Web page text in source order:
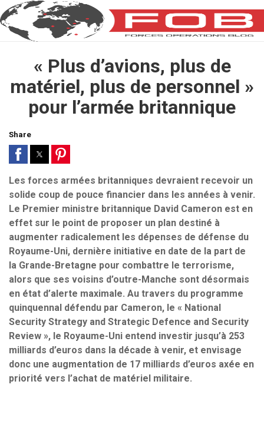
« Plus d’avions, plus de
matériel, plus de personnel »
pour l’armée britannique
Share
Les forces armées britanniques devraient recevoir un
solide coup de pouce financier dans les années à venir.
Le Premier ministre britannique David Cameron est en
effet sur le point de proposer un plan destiné à
augmenter radicalement les dépenses de défense du
Royaume-Uni, dernière initiative en date de la part de
la Grande-Bretagne pour combattre le terrorisme,
alors que ses voisins d’outre-Manche sont désormais
en état d’alerte maximale. Au travers du programme
quinquennal défendu par Cameron, le « National
Security Strategy and Strategic Defence and Security
Review », le Royaume-Uni entend investir jusqu’à 253
milliards d’euros dans la décade à venir, et envisage
donc une augmentation de 17 milliards d’euros axée en
priorité vers l’achat de matériel militaire.